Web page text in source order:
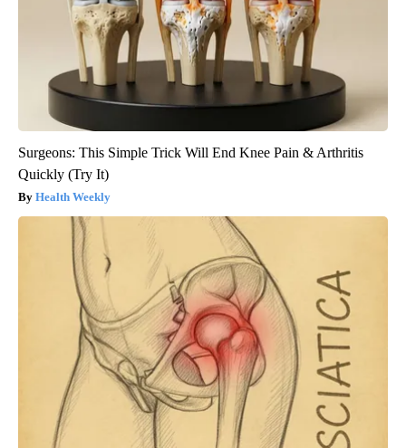
Surgeons: This Simple Trick Will End Knee Pain & Arthritis
Quickly (Try It)
Health Weekly